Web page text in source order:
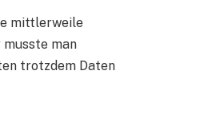
mittlerweile
man
trotzdem Daten